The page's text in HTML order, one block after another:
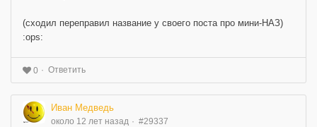
(сходил переправил название у своего поста про мини-НАЗ)
:ops:
0 Ответить
Иван Медведь
около 12 лет назад #29337